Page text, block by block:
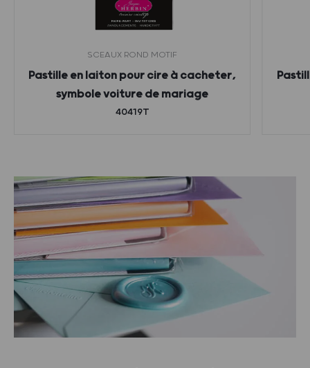
SCEAUX ROND MOTIF
Pastille en laiton pour cire à cacheter,
symbole voiture de mariage
40419T